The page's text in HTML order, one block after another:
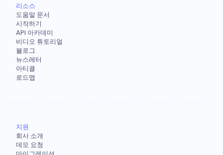
리소스
도움말 문서
시작하기
API 아카데미
비디오 튜토리얼
블로그
뉴스레터
아티클
로드맵
지원
회사 소개
데모 요청